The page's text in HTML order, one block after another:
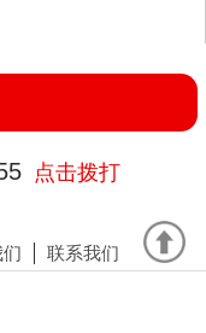
点击拨打
联系我们